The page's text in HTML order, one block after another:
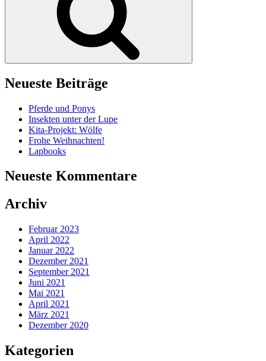
Neueste Beiträge
Pferde und Ponys
Insekten unter der Lupe
Kita-Projekt: Wölfe
Frohe Weihnachten!
Lapbooks
Neueste Kommentare
Archiv
Februar 2023
April 2022
Januar 2022
Dezember 2021
September 2021
Juni 2021
Mai 2021
April 2021
März 2021
Dezember 2020
Kategorien